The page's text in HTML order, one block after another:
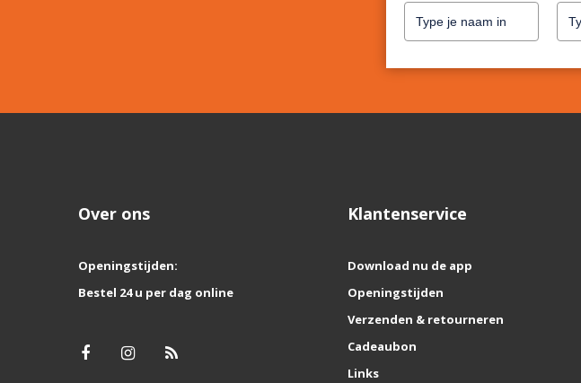
Over ons
Openingstijden:
Bestel 24 u per dag online
Klantenservice
Download nu de app
Openingstijden
Verzenden & retourneren
Cadeaubon
Links